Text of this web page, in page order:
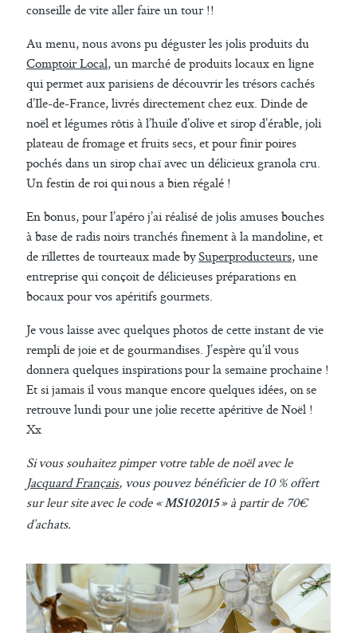
conseille de vite aller faire un tour !!
Au menu, nous avons pu déguster les jolis produits du
Comptoir Local, un marché de produits locaux en ligne
qui permet aux parisiens de découvrir les trésors cachés
d’Ile-de-France, livrés directement chez eux. Dinde de
noël et légumes rôtis à l’huile d’olive et sirop d’érable, joli
plateau de fromage et fruits secs, et pour finir poires
pochés dans un sirop chaï avec un délicieux granola cru.
Un festin de roi qui nous a bien régalé !
En bonus, pour l’apéro j’ai réalisé de jolis amuses bouches
à base de radis noirs tranchés finement à la mandoline, et
de rillettes de tourteaux made bySuperproducteurs, une
entreprise qui conçoit de délicieuses préparations en
bocaux pour vos apéritifs gourmets.
Je vous laisse avec quelques photos de cette instant de vie
rempli de joie et de gourmandises. J’espère qu’il vous
donnera quelques inspirations pour la semaine prochaine !
Et si jamais il vous manque encore quelques idées, on se
retrouve lundi pour une jolie recette apéritive de Noël !
Xx
Si vous souhaitez pimper votre table de noël avec le
Jacquard Français, vous pouvez bénéficier de 10 % offert
sur leur site avec le code « MS102015 »à partir de 70€
d’achats.